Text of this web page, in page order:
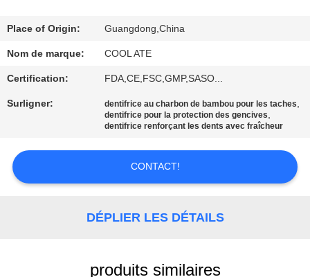
DE
QUALITÉ
CONTACTEZ-
DEMANDEZ
CITATION
Place of Origin: Guangdong,China
Nom de marque: COOL ATE
Certification: FDA,CE,FSC,GMP,SASO...
Surligner: dentifrice au charbon de bambou pour les taches,
dentifrice pour la protection des gencives,
dentifrice renforçant les dents avec fraîcheur
CONTACT!
DÉPLIER LES DÉTAILS
produits similaires